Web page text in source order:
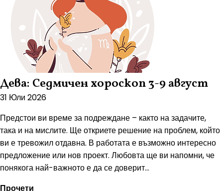
Дева: Седмичен хороскоп 3-9 август
31 Юли 2026
Предстои ви време за подреждане – както на задачите,
така и на мислите. Ще откриете решение на проблем, който
ви е тревожил отдавна. В работата е възможно интересно
предложение или нов проект. Любовта ще ви напомни, че
понякога най-важното е да се доверит...
Прочети